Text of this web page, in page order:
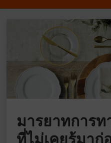
มารยาทการ
ที่ไม่เคยรู้มาก่